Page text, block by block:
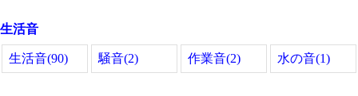
生活音
生活音(90) 騒音(2) 作業音(2) 水の音(1)